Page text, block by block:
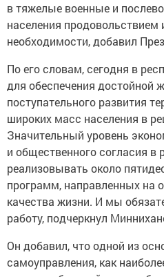
в тяжелые военные и
населения
необходимости, добавил
По его словам, сегодня в
для обеспечения достойной
поступательного развития
широких масс населения в
Значительный уровень
и общественного согласия в
реализовывать около
программ, направленных на
качества жизни. И мы
работу, подчеркнул
Он добавил, что одной из
самоуправления, как